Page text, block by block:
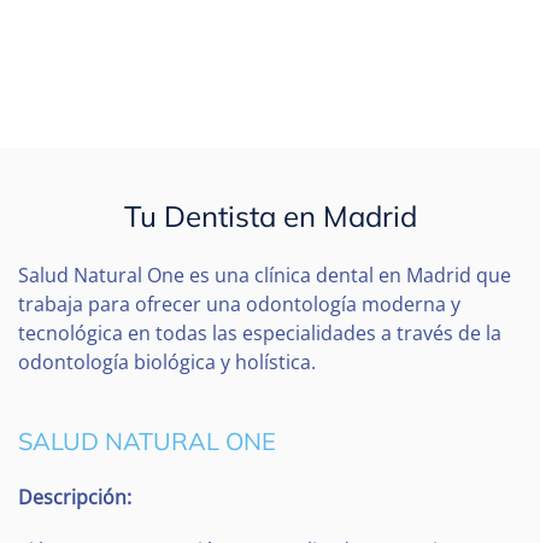
Tu Dentista en Madrid
Salud Natural One es una clínica dental en Madrid que
trabaja para ofrecer una odontología moderna y
tecnológica en todas las especialidades a través de la
odontología biológica y holística.
SALUD NATURAL ONE
Descripción: